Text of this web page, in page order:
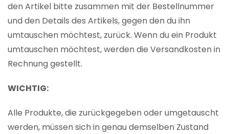
den Artikel bitte zusammen mit der Bestellnummer
und den Details des Artikels, gegen den du ihn
umtauschen möchtest, zurück. Wenn du ein Produkt
umtauschen möchtest, werden die Versandkosten in
Rechnung gestellt.
WICHTIG:
Alle Produkte, die zurückgegeben oder umgetauscht
werden, müssen sich in genau demselben Zustand